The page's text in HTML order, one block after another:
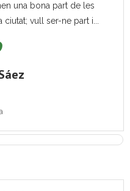
una bona part de les
vull ser-ne part i...